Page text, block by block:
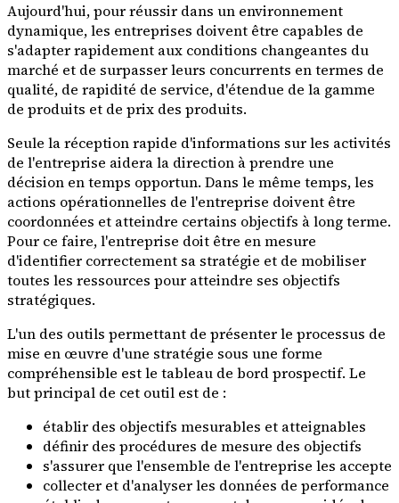
Aujourd'hui, pour réussir dans un environnement
dynamique, les entreprises doivent être capables de
s'adapter rapidement aux conditions changeantes du
marché et de surpasser leurs concurrents en termes de
qualité, de rapidité de service, d'étendue de la gamme
de produits et de prix des produits.
Seule la réception rapide d'informations sur les activités
de l'entreprise aidera la direction à prendre une
décision en temps opportun. Dans le même temps, les
actions opérationnelles de l'entreprise doivent être
coordonnées et atteindre certains objectifs à long terme.
Pour ce faire, l'entreprise doit être en mesure
d'identifier correctement sa stratégie et de mobiliser
toutes les ressources pour atteindre ses objectifs
stratégiques.
L'un des outils permettant de présenter le processus de
mise en œuvre d'une stratégie sous une forme
compréhensible est le tableau de bord prospectif. Le
but principal de cet outil est de :
établir des objectifs mesurables et atteignables
définir des procédures de mesure des objectifs
s'assurer que l'ensemble de l'entreprise les accepte
collecter et d'analyser les données de performance